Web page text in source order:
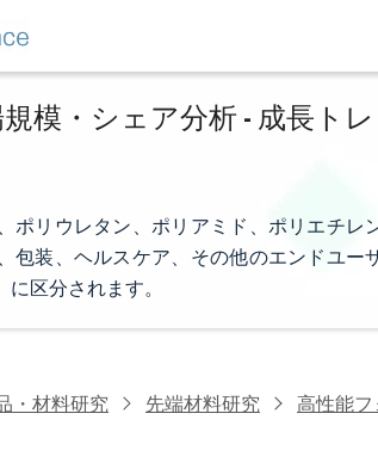
模・シェア分析 - 成長ト
ポリウレタン、ポリアミド、ポリエチレ
包装、ヘルスケア、その他のエンドユー
区分されます。
・材料研究 先端材料研究 高性能